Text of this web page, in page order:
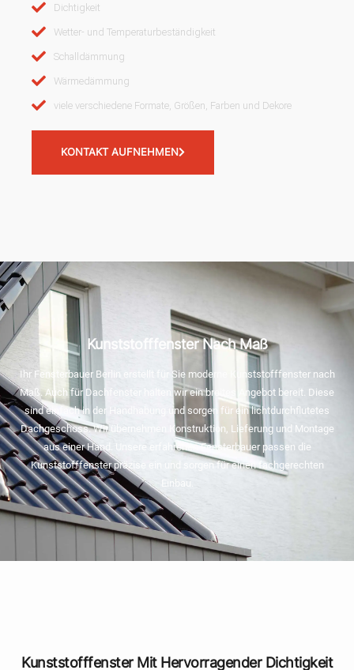
Dichtigkeit
Wetter- und Temperaturbeständigkeit
Schalldämmung
Wärmedämmung
viele verschiedene Formate, Größen, Farben und Dekore
KONTAKT AUFNEHMEN
Kunststofffenster Nach Maß
Ihr Fensterbauer Berlin erstellt für Sie moderne Kunststofffenster nach
Maß. Auch für Dachfenster halten wir ein breites Angebot bereit. Diese
sind einfach in der Handhabung und sorgen für ein lichtdurchflutetes
Dachgeschoss. Wir übernehmen Konstruktion, Lieferung und Montage
aus einer Hand. Unsere erfahrenen Fensterbauer passen die
Kunststofffenster präzise ein und sorgen für einen fachgerechten
Einbau.
Kunststofffenster Mit Hervorragender Dichtigkeit